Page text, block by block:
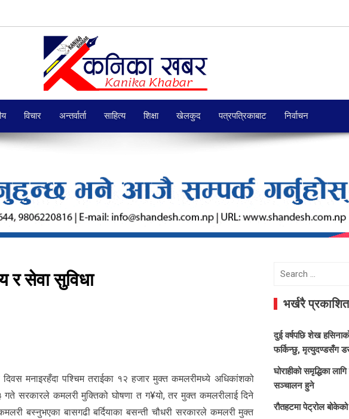
विचार अन्तर्वार्ता साहित्य शिक्षा खेलकुद पत्रपत्रिकाबाट निर्वाचन
सेवा सुविधा
मनाइरहँदा पश्चिम तराईका १२ हजार मुक्त कमलरीमध्ये अधिकांशको
सरकारले कमलरी मुक्तिको घोषणा त ग¥यो, तर मुक्त कमलरीलाई दिने
बस्नुभएका बासगढी बर्दियाका बसन्ती चौधरी सरकारले कमलरी मुक्त
Search
भर्खरै प्रकाशित
दुई वर्षपछि शेख
फर्किन्छु, मृत्युदण्डसँग
घोराहीको समृद्धिका
सञ्चालन हुने
रौतहटमा पेट्रोल